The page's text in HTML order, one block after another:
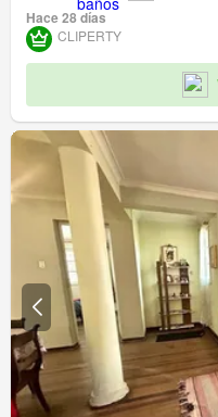
Hace 28 días
CLIPERTY